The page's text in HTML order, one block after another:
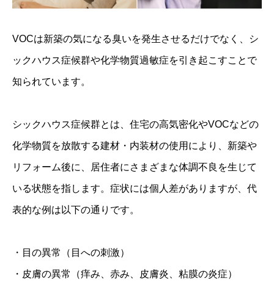
VOCは新築の気になる臭いを発生させるだけでなく、シ
ックハウス症候群や化学物質過敏症を引き起こすことで
知られています。
シックハウス症候群とは、住宅の高気密化やVOCなどの
化学物質を放散する建材・内装材の使用により、新築や
リフォーム後に、居住者にさまざまな体調不良を生じて
いる状態を指します。症状には個人差がありますが、代
表的な例は以下の通りです。
・目の異常（目への刺激）
・皮膚の異常（痒み、赤み、皮膚炎、粘膜の炎症）